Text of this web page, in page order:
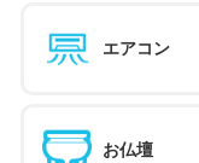
エアコン
お仏壇